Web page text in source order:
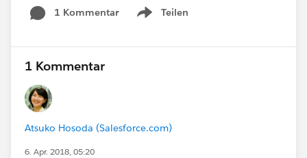
本機能はPro Edition以上のPardotをお使いの方であれば
ぜひ試してみてくださいね！
1 Kommentar
Teilen
Show menu
1 Kommentar
Atsuko Hosoda (Salesforce.com)
6. Apr. 2018, 05:20